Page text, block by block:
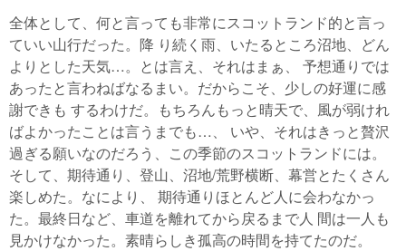
全体として、何と言っても非常にスコットランド的と言っ
ていい山行だった。降 り続く雨、いたるところ沼地、どん
よりとした天気…。とは言え、それはまぁ、 予想通りでは
あったと言わねばなるまい。だからこそ、少しの好運に感
謝できも するわけだ。もちろんもっと晴天で、風が弱けれ
ばよかったことは言うまでも…、 いや、それはきっと贅沢
過ぎる願いなのだろう、この季節のスコットランドには。
そして、期待通り、登山、沼地/荒野横断、幕営とたくさん
楽しめた。なにより、 期待通りほとんど人に会わなかっ
た。最終日など、車道を離れてから戻るまで人 間は一人も
見かけなかった。素晴らしき孤高の時間を持てたのだ。